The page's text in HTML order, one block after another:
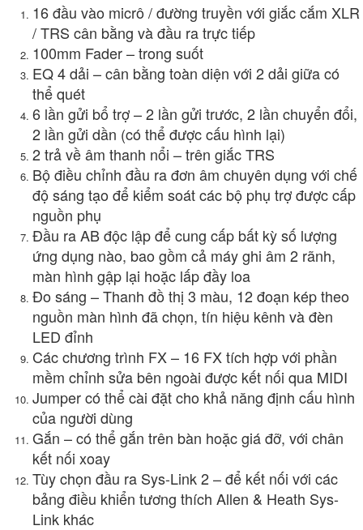
16 đầu vào micrô / đường truyền với giắc cắm XLR
/ TRS cân bằng và đầu ra trực tiếp
100mm Fader – trong suốt
EQ 4 dải – cân bằng toàn diện với 2 dải giữa có
thể quét
6 lần gửi bổ trợ – 2 lần gửi trước, 2 lần chuyển đổi,
2 lần gửi dần (có thể được cấu hình lại)
2 trả về âm thanh nổi – trên giắc TRS
Bộ điều chỉnh đầu ra đơn âm chuyên dụng với chế
độ sáng tạo để kiểm soát các bộ phụ trợ được cấp
nguồn phụ
Đầu ra AB độc lập để cung cấp bất kỳ số lượng
ứng dụng nào, bao gồm cả máy ghi âm 2 rãnh,
màn hình gập lại hoặc lấp đầy loa
Đo sáng – Thanh đồ thị 3 màu, 12 đoạn kép theo
nguồn màn hình đã chọn, tín hiệu kênh và đèn
LED đỉnh
Các chương trình FX – 16 FX tích hợp với phần
mềm chỉnh sửa bên ngoài được kết nối qua MIDI
Jumper có thể cài đặt cho khả năng định cấu hình
của người dùng
Gắn – có thể gắn trên bàn hoặc giá đỡ, với chân
kết nối xoay
Tùy chọn đầu ra Sys-Link 2 – để kết nối với các
bảng điều khiển tương thích Allen & Heath Sys-
Link khác